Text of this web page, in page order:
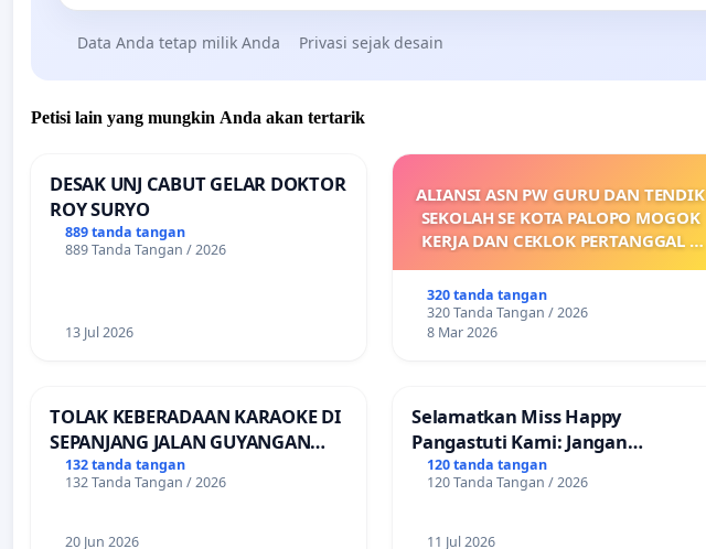
Data Anda tetap milik Anda Privasi sejak desain
Petisi lain yang mungkin Anda akan tertarik
DESAK UNJ CABUT GELAR DOKTOR
ROY SURYO
889 tanda tangan
889 Tanda Tangan / 2026
13 Jul 2026
ALIANSI ASN PW GURU DAN TENDIK
SEKOLAH SE KOTA PALOPO MOGOK
KERJA DAN CEKLOK PERTANGGAL 9
DIKELUARKANNYA SK KONTRAK
UPAH DAN KEJELASAN SUMBER GAJI
320 tanda tangan
320 Tanda Tangan / 2026
8 Mar 2026
TOLAK KEBERADAAN KARAOKE DI
SEPANJANG JALAN GUYANGAN
(Trangkil) - JETAK (Wedarijaksa)
Kab. PATI
132 tanda tangan
132 Tanda Tangan / 2026
20 Jun 2026
Selamatkan Miss Happy
Pangastuti Kami: Jangan
Putuskan Pengabdian yang Telah
Teruji
120 tanda tangan
120 Tanda Tangan / 2026
11 Jul 2026